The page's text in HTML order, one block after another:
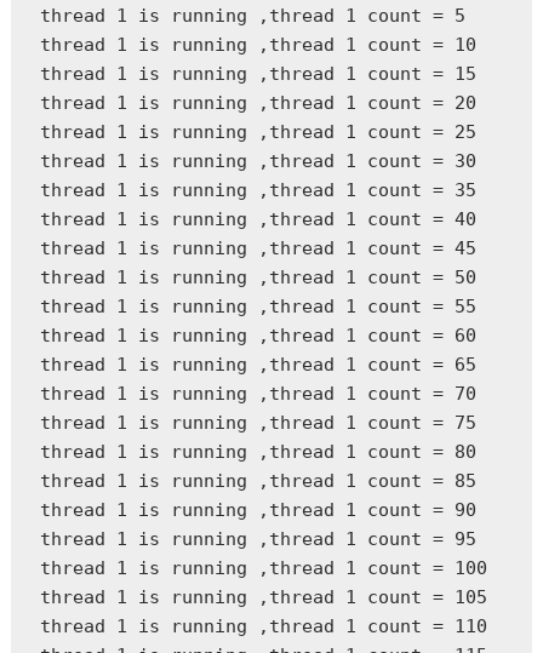
thread 1 is running ,thread 1 count = 5
thread 1 is running ,thread 1 count = 10
thread 1 is running ,thread 1 count = 15
thread 1 is running ,thread 1 count = 20
thread 1 is running ,thread 1 count = 25
thread 1 is running ,thread 1 count = 30
thread 1 is running ,thread 1 count = 35
thread 1 is running ,thread 1 count = 40
thread 1 is running ,thread 1 count = 45
thread 1 is running ,thread 1 count = 50
thread 1 is running ,thread 1 count = 55
thread 1 is running ,thread 1 count = 60
thread 1 is running ,thread 1 count = 65
thread 1 is running ,thread 1 count = 70
thread 1 is running ,thread 1 count = 75
thread 1 is running ,thread 1 count = 80
thread 1 is running ,thread 1 count = 85
thread 1 is running ,thread 1 count = 90
thread 1 is running ,thread 1 count = 95
thread 1 is running ,thread 1 count = 100
thread 1 is running ,thread 1 count = 105
thread 1 is running ,thread 1 count = 110